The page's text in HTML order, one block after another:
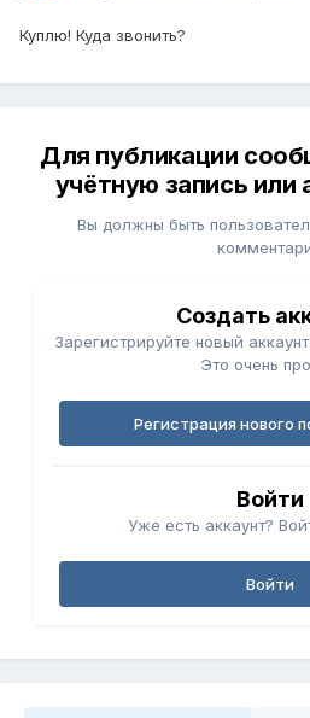
Куплю! Куда звонить?
Для публикации
учётную запись или
Вы должны быть
Создать
Зарегистрируйте новый
Это очень
Регистрация нового
Войти
Уже есть аккаунт?
Войти